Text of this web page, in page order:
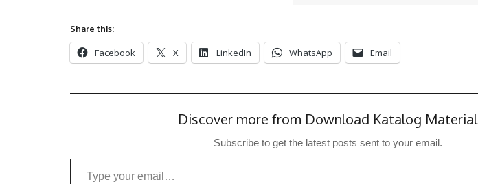
Share this:
Facebook X LinkedIn WhatsApp Email
Discover more from Download Katalog Material
Subscribe to get the latest posts sent to your email.
Type your email…